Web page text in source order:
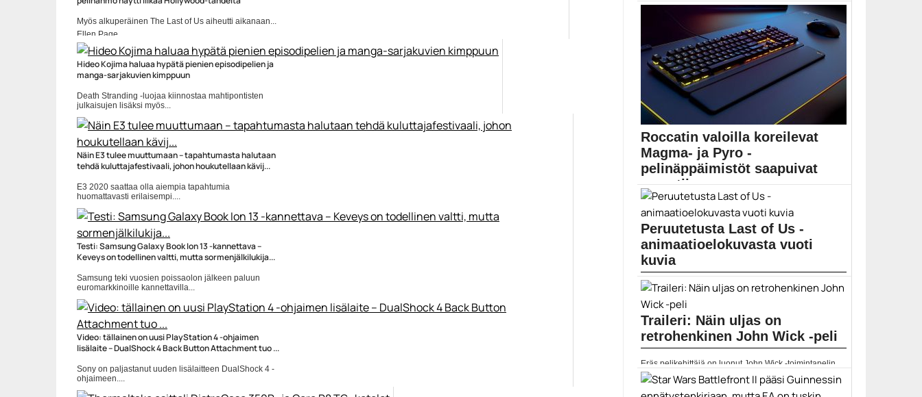
Myös alkuperäinen The Last of Us aiheutti aikanaan...
Ellen Page
Hideo Kojima haluaa hypätä pienien episodipelien ja
manga-sarjakuvien kimppuun
Death Stranding -luojaa kiinnostaa mahtipontisten
julkaisujen lisäksi myös...
Death Stranding
Näin E3 tulee muuttumaan – tapahtumasta halutaan
tehdä kuluttajafestivaali, johon houkutellaan kävij...
E3 2020 saattaa olla aiempia tapahtumia
huomattavasti erilaisempi....
E3
Testi: Samsung Galaxy Book Ion 13 -kannettava –
Keveys on todellinen valtti, mutta sormenjälkilukija...
Samsung teki vuosien poissaolon jälkeen paluun
euromarkkinoille kannettavilla...
Core i5-10300H
Video: tällainen on uusi PlayStation 4 -ohjaimen
lisälaite – DualShock 4 Back Button Attachment tuo ...
Sony on paljastanut uuden lisälaitteen DualShock 4 -
ohjaimeen....
DualShock 4
Kansainvälisestikkin viime aikoina erinomaisesti
menestynyt ENCE oli myös...
Assembly Winter
Roccatin valoilla koreilevat
Magma- ja Pyro -
pelinäppäimistöt saapuivat
myyntiin
Roccatin pelinäppäimistömalliston uusimmat jäsenet
ovat saapuneet myytiin. Kalvokupukytkimiin...
pelinäppäimistöt
Peruutetusta Last of Us -
animaatioelokuvasta vuoti
kuvia
Sonyn kaavailemasta ja sittemmin peruuttamasta Last
Pelit
Traileri: Näin uljas on
retrohenkinen John Wick -peli
Eräs pelikehittäjä on luonut John Wick -toimintapelin,
joka...
Elokuvat